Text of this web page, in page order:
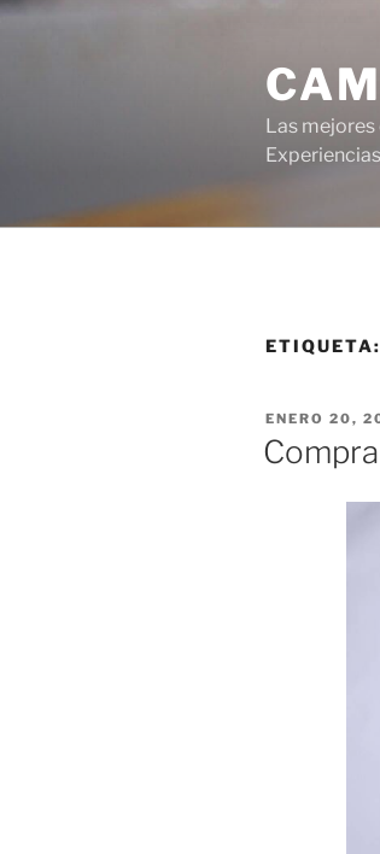
Saltar
Las
ETIQUETA:
PUBLICADO
EL
ENERO 20,